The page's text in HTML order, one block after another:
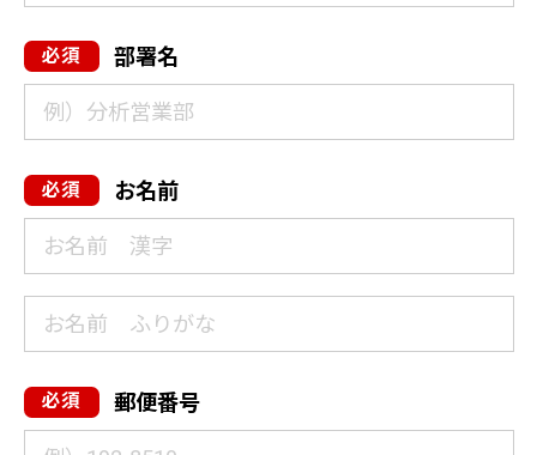
部署名
お名前
郵便番号